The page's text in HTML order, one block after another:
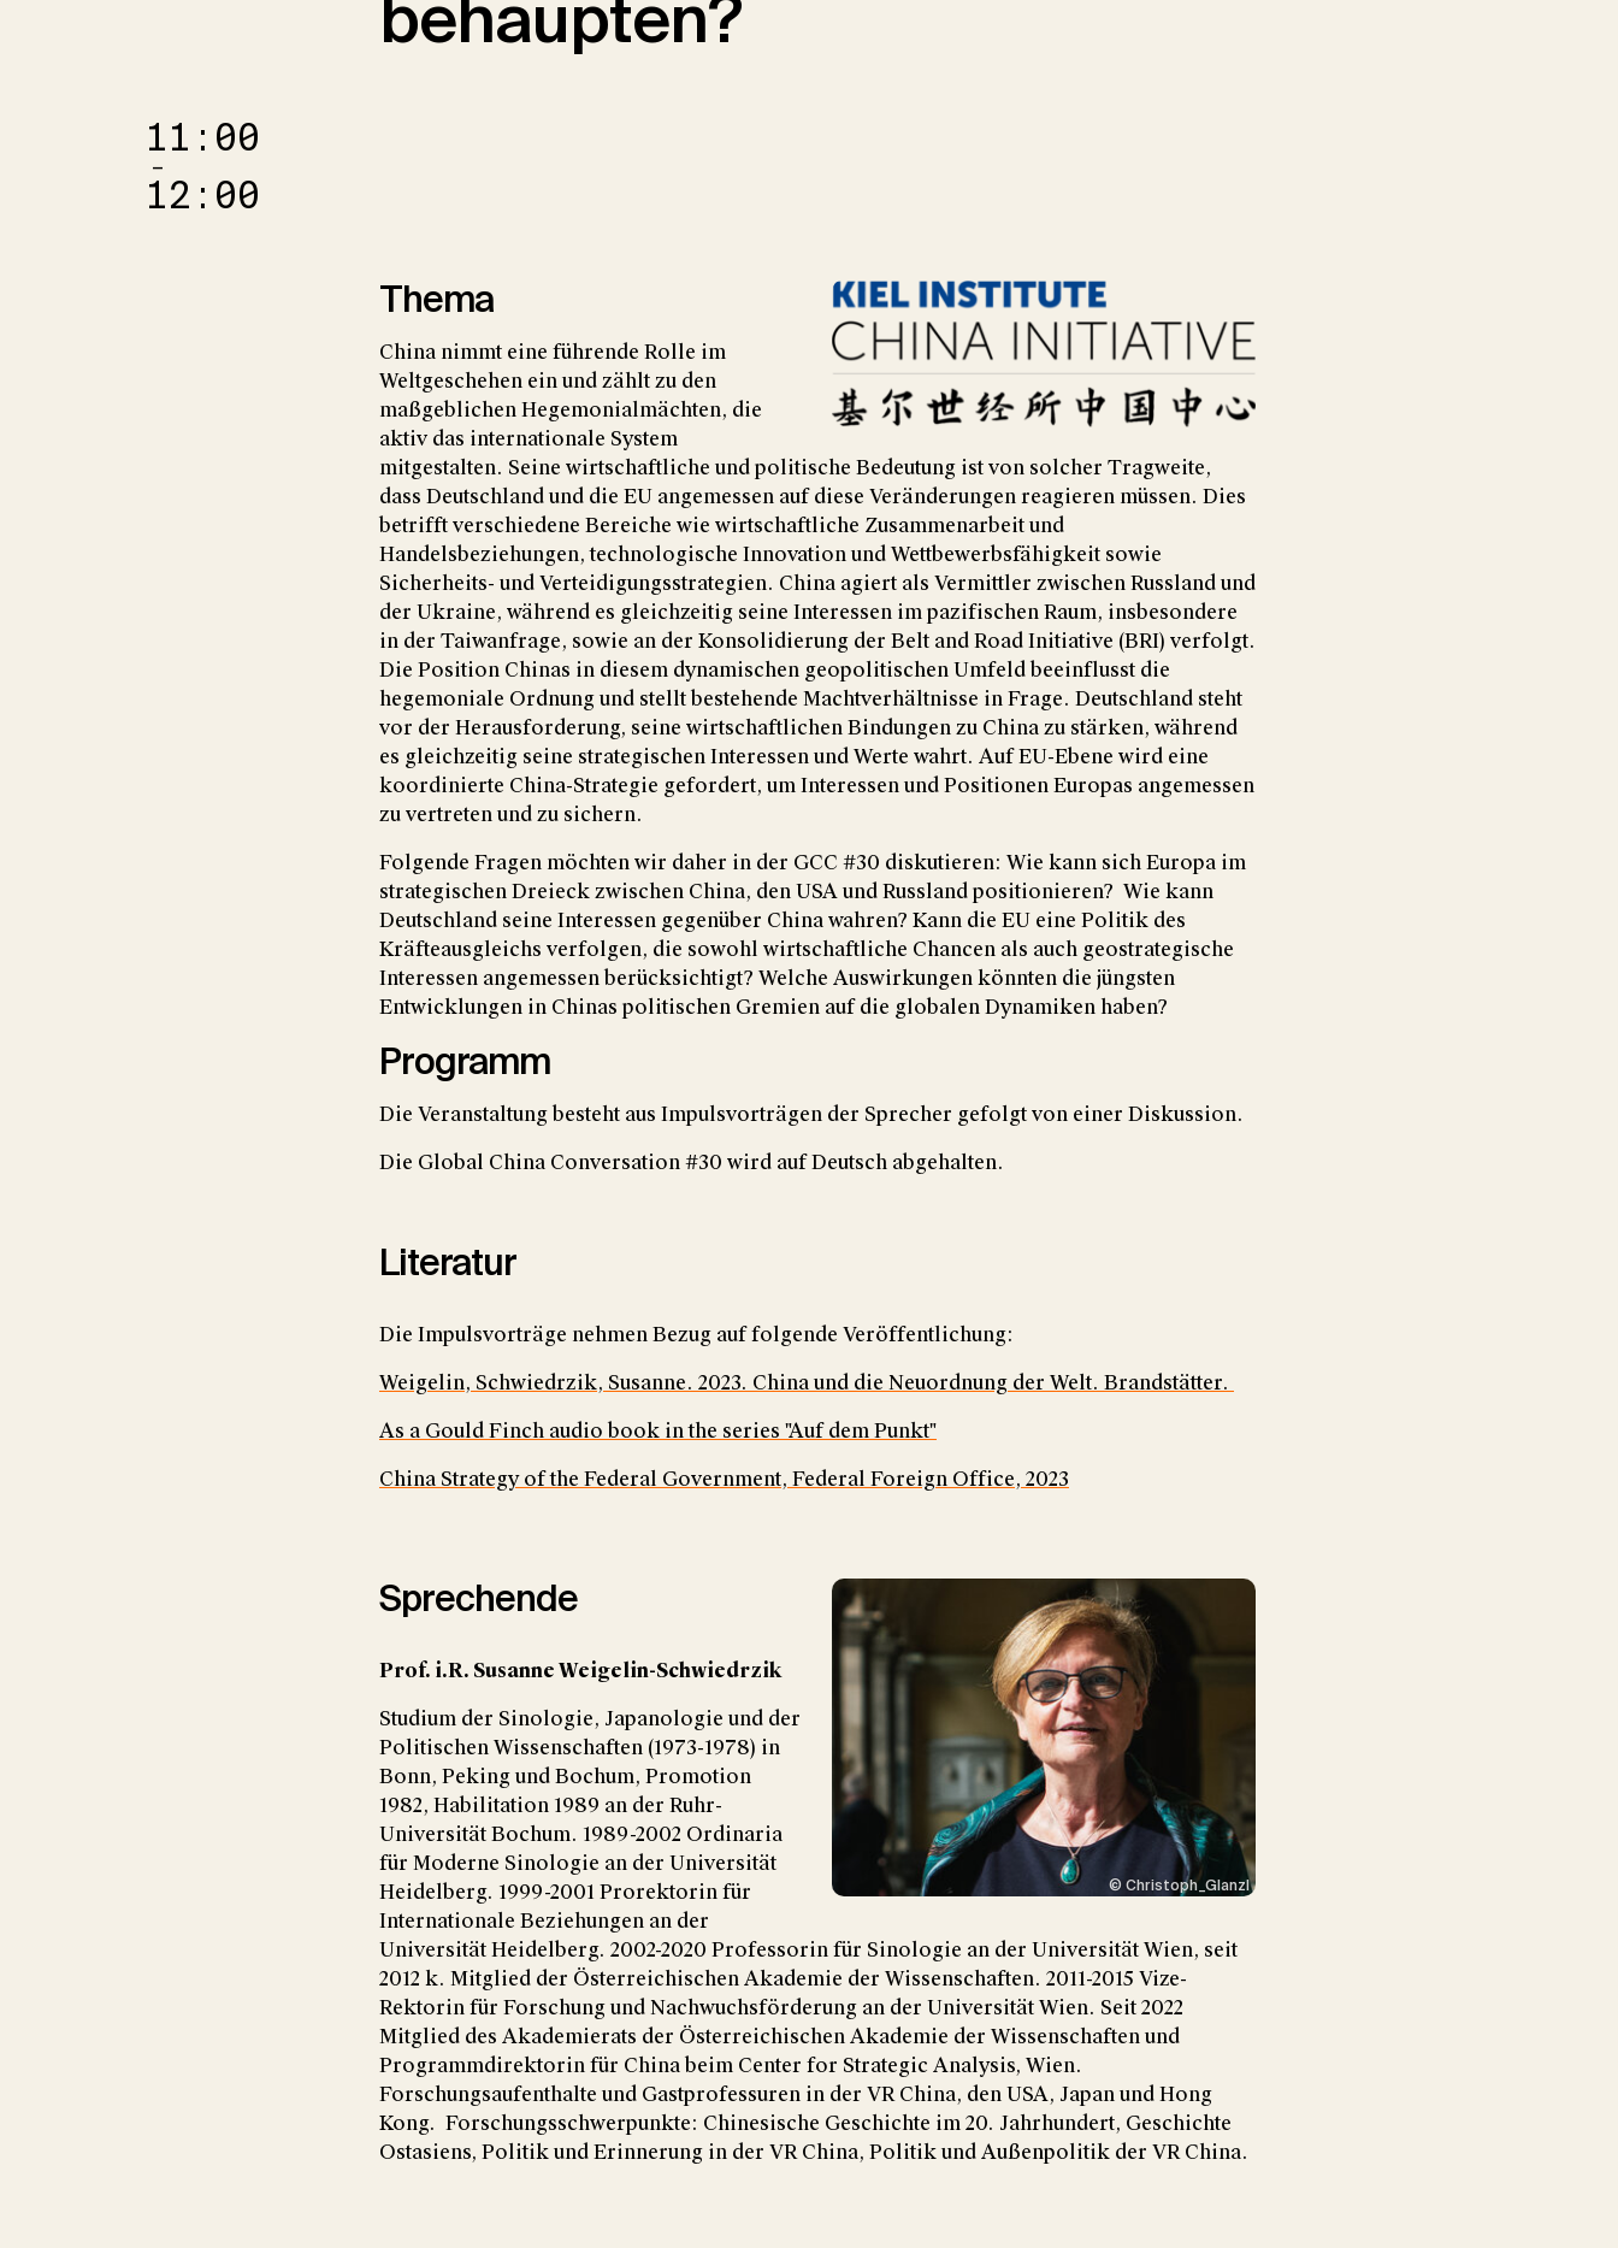
behaupten?
11:00
–
12:00
Thema
China nimmt eine führende Rolle im
Weltgeschehen ein und zählt zu den
maßgeblichen Hegemonialmächten, die
aktiv das internationale System
mitgestalten. Seine wirtschaftliche und politische Bedeutung ist von solcher Tragweite,
dass Deutschland und die EU angemessen auf diese Veränderungen reagieren müssen. Dies
betrifft verschiedene Bereiche wie wirtschaftliche Zusammenarbeit und
Handelsbeziehungen, technologische Innovation und Wettbewerbsfähigkeit sowie
Sicherheits- und Verteidigungsstrategien. China agiert als Vermittler zwischen Russland und
der Ukraine, während es gleichzeitig seine Interessen im pazifischen Raum, insbesondere
in der Taiwanfrage, sowie an der Konsolidierung der Belt and Road Initiative (BRI) verfolgt.
Die Position Chinas in diesem dynamischen geopolitischen Umfeld beeinflusst die
hegemoniale Ordnung und stellt bestehende Machtverhältnisse in Frage. Deutschland steht
vor der Herausforderung, seine wirtschaftlichen Bindungen zu China zu stärken, während
es gleichzeitig seine strategischen Interessen und Werte wahrt. Auf EU-Ebene wird eine
koordinierte China-Strategie gefordert, um Interessen und Positionen Europas angemessen
zu vertreten und zu sichern.
Folgende Fragen möchten wir daher in der GCC #30 diskutieren: Wie kann sich Europa im
strategischen Dreieck zwischen China, den USA und Russland positionieren? Wie kann
Deutschland seine Interessen gegenüber China wahren? Kann die EU eine Politik des
Kräfteausgleichs verfolgen, die sowohl wirtschaftliche Chancen als auch geostrategische
Interessen angemessen berücksichtigt? Welche Auswirkungen könnten die jüngsten
Entwicklungen in Chinas politischen Gremien auf die globalen Dynamiken haben?
Programm
Die Veranstaltung besteht aus Impulsvorträgen der Sprecher gefolgt von einer Diskussion.
Die Global China Conversation #30 wird auf Deutsch abgehalten.
Literatur
Die Impulsvorträge nehmen Bezug auf folgende Veröffentlichung:
Weigelin, Schwiedrzik, Susanne. 2023. China und die Neuordnung der Welt. Brandstätter.
As a Gould Finch audio book in the series "Auf dem Punkt"
China Strategy of the Federal Government, Federal Foreign Office, 2023
© Christoph_Glanzl
Sprechende
Prof. i.R. Susanne Weigelin-Schwiedrzik
Studium der Sinologie, Japanologie und der
Politischen Wissenschaften (1973-1978) in
Bonn, Peking und Bochum, Promotion
1982, Habilitation 1989 an der Ruhr-
Universität Bochum. 1989-2002 Ordinaria
für Moderne Sinologie an der Universität
Heidelberg. 1999-2001 Prorektorin für
Internationale Beziehungen an der
Universität Heidelberg. 2002-2020 Professorin für Sinologie an der Universität Wien, seit
2012 k. Mitglied der Österreichischen Akademie der Wissenschaften. 2011-2015 Vize-
Rektorin für Forschung und Nachwuchsförderung an der Universität Wien. Seit 2022
Mitglied des Akademierats der Österreichischen Akademie der Wissenschaften und
Programmdirektorin für China beim Center for Strategic Analysis, Wien.
Forschungsaufenthalte und Gastprofessuren in der VR China, den USA, Japan und Hong
Kong. Forschungsschwerpunkte: Chinesische Geschichte im 20. Jahrhundert, Geschichte
Ostasiens, Politik und Erinnerung in der VR China, Politik und Außenpolitik der VR China.